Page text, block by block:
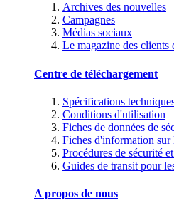
Archives des nouvelles
Campagnes
Médias sociaux
Le magazine des
Centre de téléchargement
Spécifications
Conditions d'utilisation
Fiches de données de
Fiches d'information sur
Procédures de sécurité
Guides de transit pour
A propos de nous